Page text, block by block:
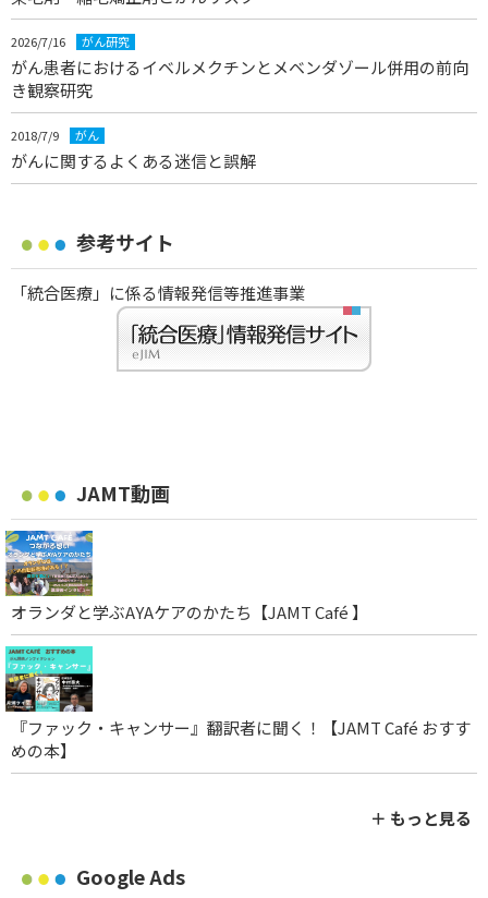
2026/7/16 がん研究
がん患者におけるイベルメクチンとメベンダゾール併用の前向
き観察研究
2018/7/9 がん
がんに関するよくある迷信と誤解
参考サイト
「統合医療」に係る情報発信等推進事業
JAMT動画
オランダと学ぶAYAケアのかたち【JAMT Café 】
『ファック・キャンサー』翻訳者に聞く！【JAMT Café おすす
めの本】
＋ もっと見る
Google Ads